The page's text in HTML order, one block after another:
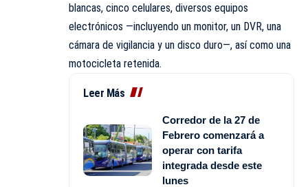
blancas, cinco celulares, diversos equipos
electrónicos —incluyendo un monitor, un DVR, una
cámara de vigilancia y un disco duro—, así como una
motocicleta retenida.
Leer Más
Corredor de la 27 de
Febrero comenzará a
operar con tarifa
integrada desde este
lunes